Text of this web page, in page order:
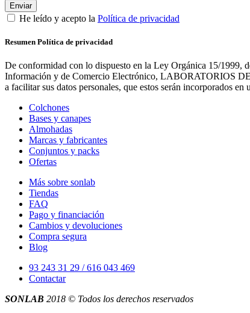
Enviar
He leído y acepto la Política de privacidad
Resumen Política de privacidad
De conformidad con lo dispuesto en la Ley Orgánica 15/1999,
Información y de Comercio Electrónico, LABORATORIOS
a facilitar sus datos personales, que estos serán incorporados
Colchones
Bases y canapes
Almohadas
Marcas y fabricantes
Conjuntos y packs
Ofertas
Más sobre sonlab
Tiendas
FAQ
Pago y financiación
Cambios y devoluciones
Compra segura
Blog
93 243 31 29 / 616 043 469
Contactar
SONLAB 2018 © Todos los derechos reservados